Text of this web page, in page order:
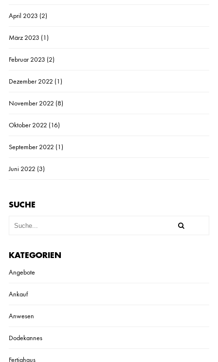
April 2023 (2)
März 2023 (1)
Februar 2023 (2)
Dezember 2022 (1)
November 2022 (8)
Oktober 2022 (16)
September 2022 (1)
Juni 2022 (3)
SUCHE
KATEGORIEN
Angebote
Ankauf
Anwesen
Dodekannes
Fertighaus